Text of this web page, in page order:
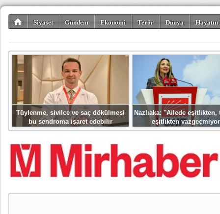
Siyaset Gündem Ekonomi Terör Dünya
Tüylenme, sivilce ve saç dökülmesi
bu sendroma işaret edebilir
Nazlıaka: ''Ailede eşitlikten,
eşitlikten